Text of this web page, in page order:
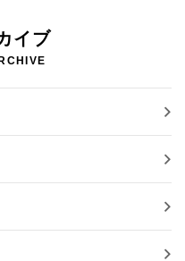
イブ